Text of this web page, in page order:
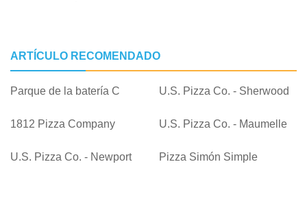
ARTÍCULO RECOMENDADO
Parque de la batería C U.S. Pizza Co. - Sherwood
1812 Pizza Company U.S. Pizza Co. - Maumelle
U.S. Pizza Co. - Newport Pizza Simón Simple